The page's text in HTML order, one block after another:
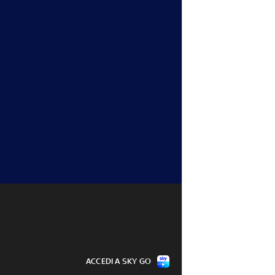
va verso il
Nkunku
ACCEDI A SKY GO